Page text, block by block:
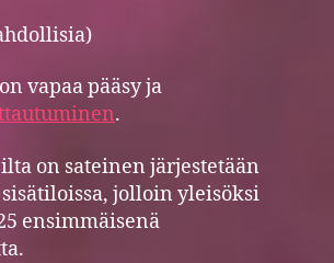
vapaa pääsy ja
.
ilta on sateinen järjestetään
sisätiloissa, jolloin yleisöksi
ensimmäisenä